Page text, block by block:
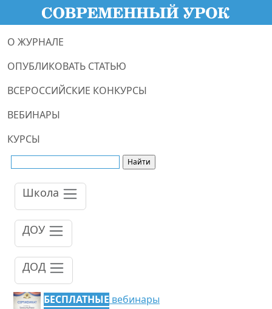
О ЖУРНАЛЕ
ОПУБЛИКОВАТЬ СТАТЬЮ
ВСЕРОССИЙСКИЕ КОНКУРСЫ
ВЕБИНАРЫ
КУРСЫ
Школа
ДОУ
ДОД
БЕСПЛАТНЫЕ вебинары